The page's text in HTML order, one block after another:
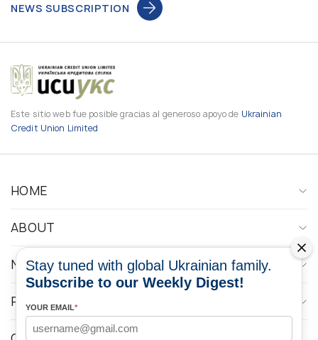
NEWS SUBSCRIPTION
Este sitio web fue posible gracias al generoso apoyo de Ukrainian
Credit Union Limited
HOME
ABOUT
NEWS
PROGRAMS
Stay tuned with global Ukrainian family.
Subscribe to our Weekly Digest!
YOUR EMAIL*